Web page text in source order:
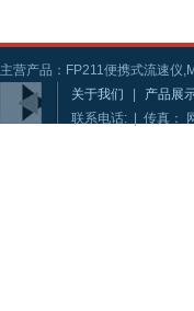
主营产品：FP211便携式流速仪
关于我们
产品展
联系电话: | 传真：